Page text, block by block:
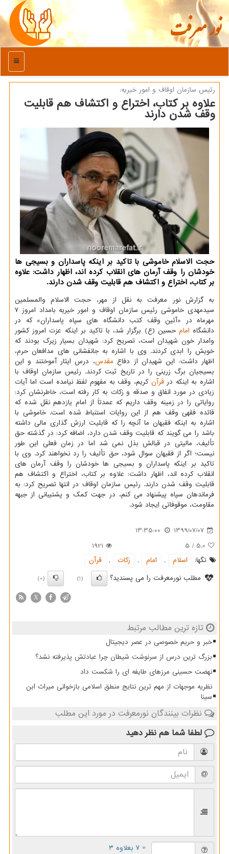
نور معرفت
منو
رئیس سازمان اوقاف و امور خیریه:
علاوه بر كتاب، اختراع و اكتشاف هم قابلیت
وقف شدن دارند
حجت الاسلام خاموشی با تاكید بر اینكه پاسداران و بسیجی ها
خودشان را وقف آرمان های انقلاب كرده اند، اظهار داشت: علاوه
بر كتاب، اختراع و اكتشاف هم قابلیت وقف شدن دارند.
به گزارش نور معرفت به نقل از مهر، حجت الاسلام والمسلمین
سیدمهدی خاموشی رئیس سازمان اوقاف و امور خیریه بامداد امروز ۷
مهرماه در «آئین وقف کتب دانشگاه های سپاه پاسداران» که در
دانشگاه امام حسین (ع) برگزار شد، با تاکید بر اینکه عزت امروز کشور
وامدار خون شهیدان است، تصریح کرد: شهیدان بسیار زیرک بودند که
خویش را ابدی کردند. وی با اشاره به جانفشانی های مدافعان حرم،
اظهار داشت: این شهیدان از دفاع مقدس، درس ایثار آموختند و این
بسیجیان برگ زرینی را در تاریخ ثبت کردند. رئیس سازمان اوقاف با
اشاره به اینکه درقرآن کریم، وقف به مفهوم لفظ نیامده است اما آیات
زیادی در مورد انفاق و صدقه و زکات به کار رفته است، خاطرنشان کرد:
روایاتی را در زمینه وقف داریم که عمدتاً از امام یازدهم نقل شده که
قائده فقهی وقف هم از این روایات استنباط شده است. خاموشی با
اشاره به اینکه فقیهان ما آنچه را که قابلیت ارزش گذاری مالی داشته
باشد را می گویند که قابلیت وقف شدن دارد، اضافه کرد: در گذشته حق
تألیف، مالیتی در قبالش بذل نمی شد اما در زمان فعلی این طور
نیست؛ اگر از فقیهان سوال شود، حق تألیف را رد نخواهند کرد. وی با
تاکید بر اینکه پاسداران و بسیجی ها خودشان را وقف آرمان های
انقلاب کرده اند، اظهار داشت: علاوه بر کتاب، اختراع و اکتشاف هم
قابلیت وقف شدن دارند. رئیس سازمان اوقاف در انتها تصریح کرد: به
فرماندهان سپاه پیشنهاد می کنم، در جهت کمک و پشتیبانی از جبهه
مقاومت، موقوفاتی ایجاد شود.
1399/07/07
13:35:00
5.0
/
5
1921
تگها:
اسلام , امام , زكات ,
قرآن
مطلب نورمعرفت را می پسندید؟
(1)
(0)
X
تازه ترین مطالب مرتبط
خبر و حریم خصوصی در عصر دیجیتال
بزرگ ترین درس از سرنوشت شیطان چرا عبادتش پذیرفته نشد؟
نهضت حسینی مرزهای طایفه ای را شکست داد
نظریه موجهات از مهم ترین نتایج منطق اسلامی بازخوانی میراث ابن
سینا
نظرات بینندگان نورمعرفت در مورد این مطلب
لطفا شما هم نظر دهید
= ۷ بعلاوه ۳